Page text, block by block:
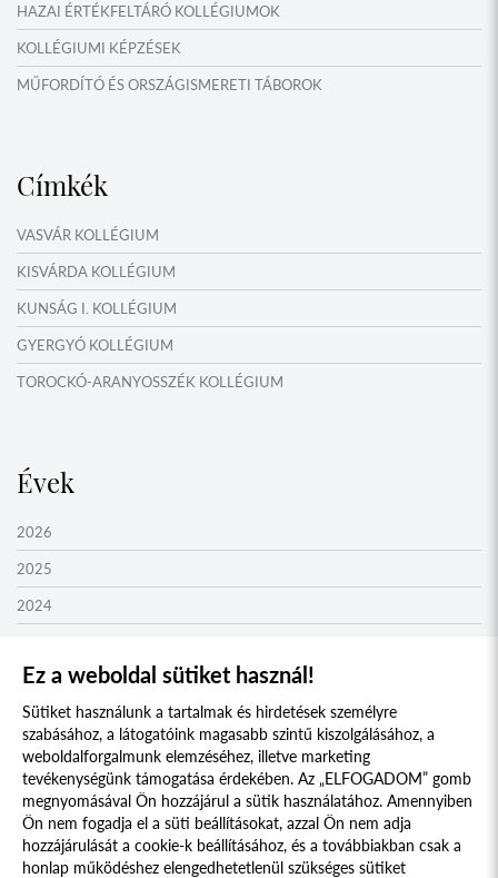
HAZAI ÉRTÉKFELTÁRÓ KOLLÉGIUMOK
KOLLÉGIUMI KÉPZÉSEK
MŰFORDÍTÓ ÉS ORSZÁGISMERETI TÁBOROK
Címkék
VASVÁR KOLLÉGIUM
KISVÁRDA KOLLÉGIUM
KUNSÁG I. KOLLÉGIUM
GYERGYÓ KOLLÉGIUM
TOROCKÓ-ARANYOSSZÉK KOLLÉGIUM
GARAM MENTI KOLLÉGIUM
ŐRVIDÉK KOLLÉGIUM
MOLDVAI CSÁNGÓ KOLLÉGIUM
HEGYKÖZ KOLLÉGIUM
NYUGAT-BÁCSKA KOLLÉGIUM
MURAVIDÉK KOLLÉGIUM
BEREGI KOLLÉGIUM
UNGI KOLLÉGIUM
UGOCSAI KOLLÉGIUM
MÁRAMAROSI KOLLÉGIUM
Évek
2026
2025
2024
2022
2021
2020
2019
2018
2017
Süti szabályzat Adatvédelmi nyilatkozat
Jogi nyilatkozat
Ez a weboldal sütiket használ!
Sütiket használunk a tartalmak és hirdetések személyre
szabásához, a látogatóink magasabb szintű kiszolgálásához, a
weboldalforgalmunk elemzéséhez, illetve marketing
tevékenységünk támogatása érdekében. Az „ELFOGADOM” gomb
megnyomásával Ön hozzájárul a sütik használatához. Amennyiben
Ön nem fogadja el a süti beállításokat, azzal Ön nem adja
hozzájárulását a cookie-k beállításához, és a továbbiakban csak a
honlap működéshez elengedhetetlenül szükséges sütiket